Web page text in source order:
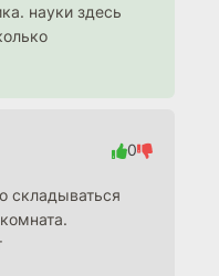
науки здесь
0
складываться